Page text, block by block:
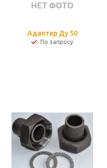
Адаптер Ду 50
По запросу